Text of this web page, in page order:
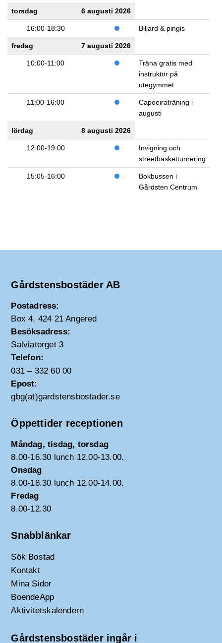
torsdag 6 augusti 2026
16:00-18:30 Biljard & pingis
fredag 7 augusti 2026
10:00-11:00
Träna gratis med
instruktör på
utegymmet
11:00-16:00
Capoeiraträning i
augusti
lördag 8 augusti 2026
12:00-19:00
Invigning och
streetbasketturnering
15:05-16:00
Bokbussen i
Gårdsten Centrum
Gårdstensbostäder AB
Postadress:
Box 4, 424 21 Angered
Besöksadress:
Salviatorget 3
Telefon:
031 – 332 60 00
Epost:
gbg(at)gardstensbostader.se
Öppettider receptionen
Måndag, tisdag, torsdag
8.00-16.30 lunch 12.00-13.00.
Onsdag
8.00-18.30 lunch 12.00-14.00.
Fredag
8.00-12.30
Snabblänkar
Sök Bostad
Kontakt
Mina Sidor
BoendeApp
Aktivitetskalendern
Gårdstensbostäder ingår i